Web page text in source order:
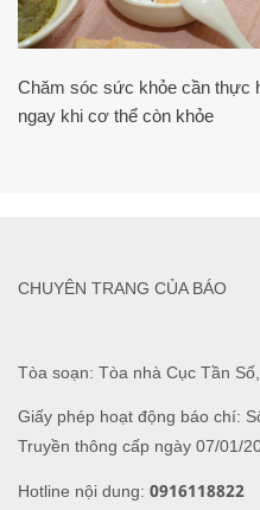
Chăm sóc sức khỏe cần thực
ngay khi cơ thể còn khỏe
Tòa soạn: Tòa nhà Cục Tần
Giấy phép hoạt động báo chí:
Truyền thông cấp ngày 07/01/
Hotline nội dung: 0916118822
CHUYÊN TRANG CỦA BÁO